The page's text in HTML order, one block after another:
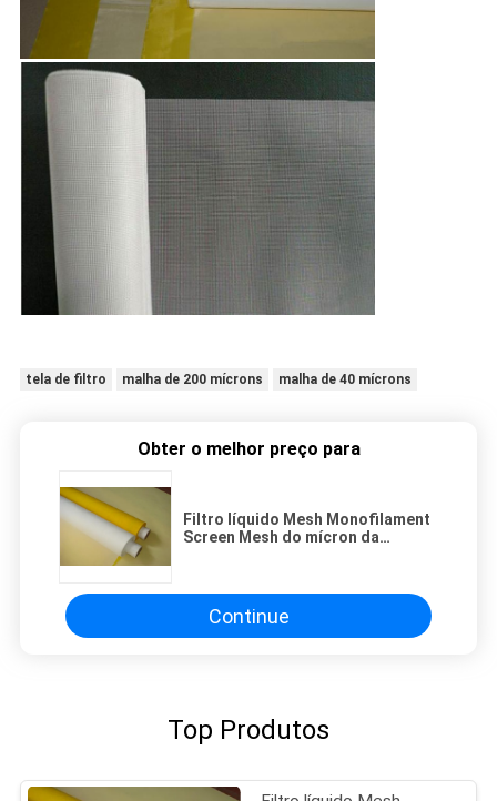
tela de filtro malha de 200 mícrons malha de 40 mícrons
Obter o melhor preço para
Filtro líquido Mesh Monofilament
Screen Mesh do mícron da
Continue
Top Produtos